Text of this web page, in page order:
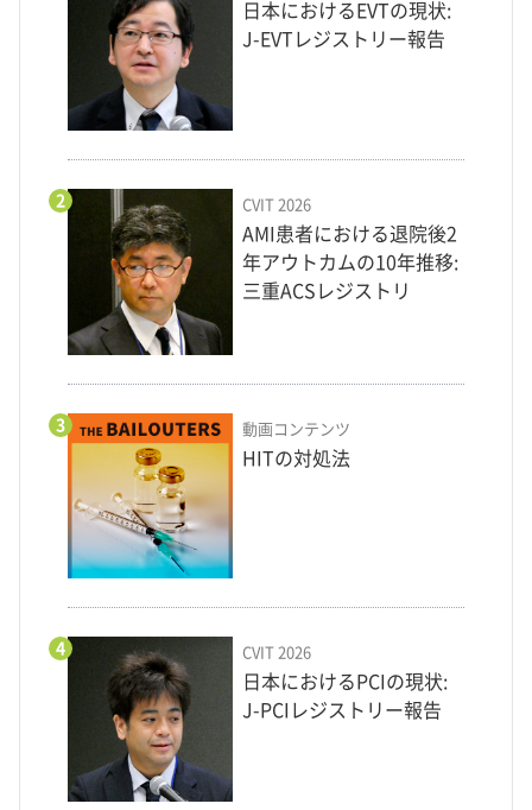
日本におけるEVTの現状:
J-EVTレジストリー報告
2 CVIT 2026
AMI患者における退院後2
年アウトカムの10年推移:
三重ACSレジストリ
3 動画コンテンツ
HITの対処法
4 CVIT 2026
日本におけるPCIの現状:
J-PCIレジストリー報告